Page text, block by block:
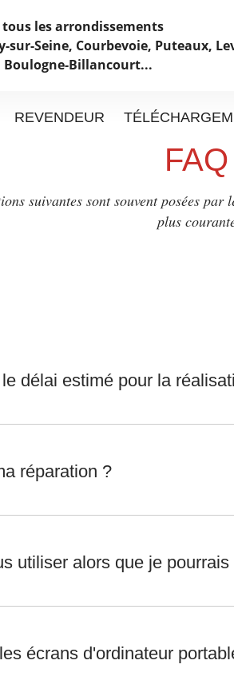
tous les arrondissements
sur-Seine, Courbevoie, Puteaux,
Boulogne-Billancourt...
REVENDEUR
FAQ
suivantes sont souvent posées
plus
délai estimé pour la
réparation ?
utiliser alors que je
écrans d'ordinateur